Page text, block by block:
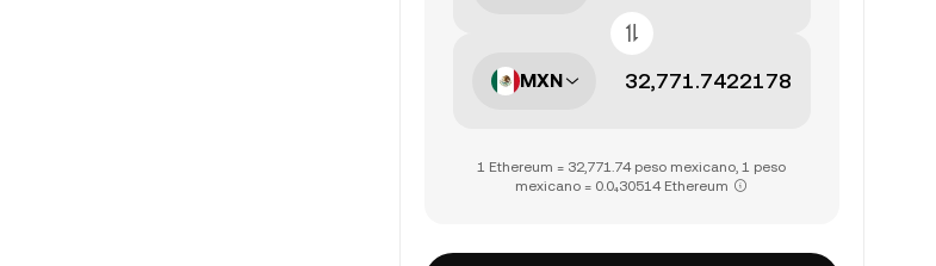
MXN
1 Ethereum = 32,771.74 peso mexicano, 1 peso
mexicano = 0.0₄30514 Ethereum